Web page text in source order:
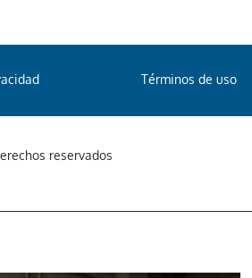
Términos de uso
reservados